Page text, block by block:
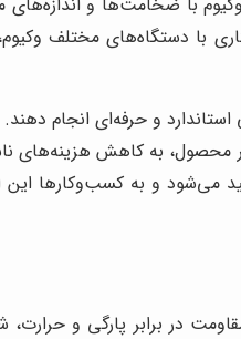
با دستگاه‌های مختلف
و حرفه‌ای انجام
محصول، به کاهش هزینه‌های
و به کسب‌وکارها این
در برابر پارگی و حرارت،